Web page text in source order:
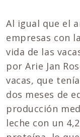
Al igual que el
empresas con
vida de las
por Arie Jan
vacas, que
dos meses de
producción
leche con un